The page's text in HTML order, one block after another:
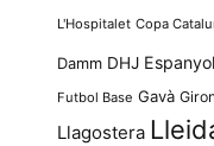
L'Hospitalet Copa
Damm DHJ Espanyol
Futbol Base Gavà
Llagostera